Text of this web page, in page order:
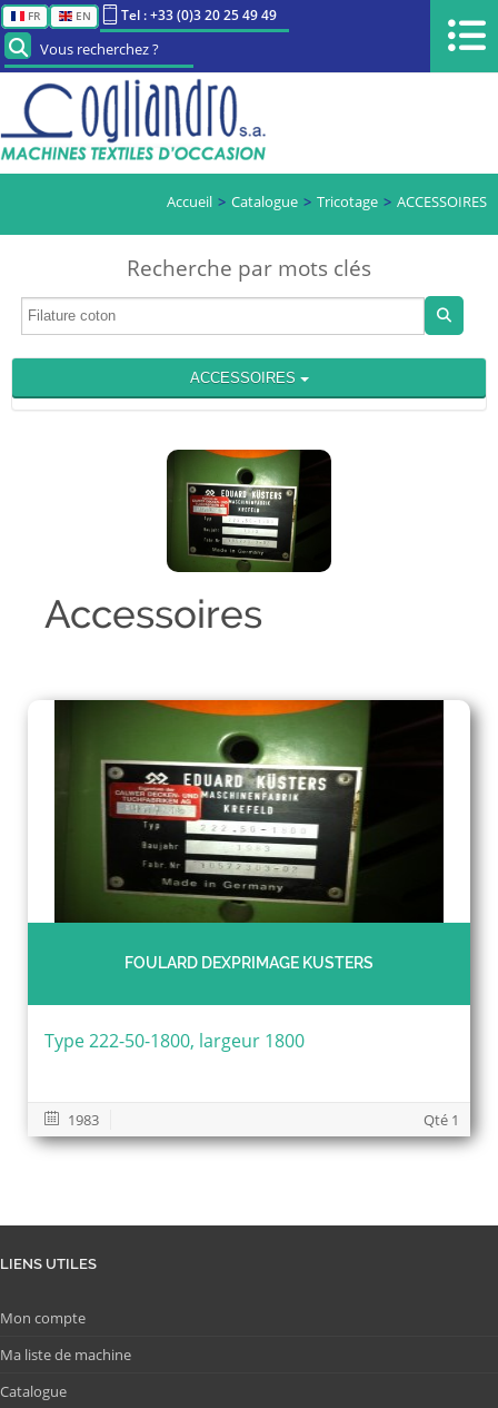
FR EN Tel : +33 (0)3 20 25 49 49
Vous recherchez ?
Accueil Catalogue Tricotage ACCESSOIRES
Recherche par mots clés
ACCESSOIRES
Accessoires
FOULARD DEXPRIMAGE KUSTERS
Type 222-50-1800, largeur 1800
1983 Qté 1
LIENS UTILES
Mon compte
Ma liste de machine
Catalogue